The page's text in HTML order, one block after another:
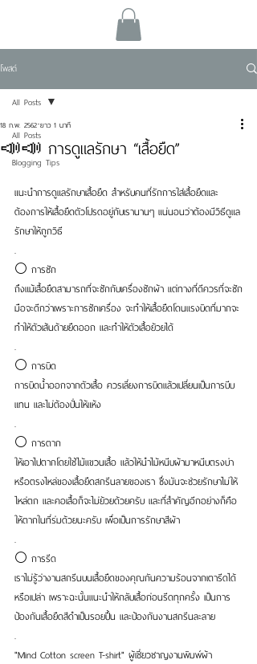
โพสต์
All Posts
Blogging Tips
All Posts
📣📣 การดูแลรักษา “เสื้อยืด”
18 ก.พ. 2562 ยาว 1 นาที
แนะนำการดูแลรักษาเสื้อยืด สำหรับคนที่รักการใส่เสื้อยืดและ
ต้องการให้เสื้อยืดตัวโปรดอยู่กับเรานานๆ แน่นอนว่าต้องมีวิธีดูแล
รักษาให้ถูกวิธี
.
⚪ การซัก
ถึงแม้เสื้อยืดสามารถที่จะซักกับเครื่องซักผ้า แต่ทางที่ดีควรที่จะซัก
มือจะดีกว่าเพราะการซักเครื่อง จะทำให้เสื้อยืดโดนแรงบิดที่มากจะ
ทำให้ตัวเส้นด้ายยืดออก และทำให้ตัวเสื้อย้วยได้
.
⚪ การบิด
การบิดน้ำออกจากตัวเสื้อ ควรเลี่ยงการบิดแล้วเปลี่ยนเป็นการบีบ
แทน และไม่ต้องปั่นให้แห้ง
.
⚪ การตาก
ให้เอาไปตากโดยใช้ไม้แขวนเสื้อ แล้วให้นำไม้หนีบผ้ามาหนีบตรงบ่า
หรือตรงไหล่ของเสื้อยืดสกรีนลายของเรา ซึ่งมันจะช่วยรักษาไม่ให้
ไหล่ตก และคอเสื้อก็จะไม่ย้วยด้วยครับ และที่สำคัญอีกอย่างก็คือ
ให้ตากในที่ร่มด้วยนะครับ เพื่อเป็นการรักษาสีผ้า
.
⚪ การรีด
เราไม่รู้ว่างานสกรีนบนเสื้อยืดของคุณกันความร้อนจากเตารีดได้
หรือเปล่า เพราะฉะนั้นแนะนำให้กลับเสื้อก่อนรีดทุกครั้ง เป็นการ
ป้องกันเสื้อยืดสีดำเป็นรอยปื้น และป้องกันงานสกรีนละลาย
.
"Mind Cotton screen T-shirt" ผู้เชี่ยวชาญงานพิมพ์ผ้า